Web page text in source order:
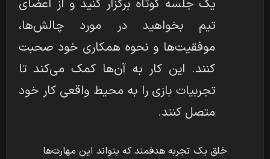
یک جلسه کوتاه برگزار کنید و از اعضای
تیم بخواهید در مورد چالش‌ها،
موفقیت‌ها و نحوه همکاری خود صحبت
کنند. این کار به آن‌ها کمک می‌کند تا
تجربیات بازی را به محیط واقعی کار خود
متصل کنند.
خلق یک تجربه هدفمند که بتواند این مهارت‌ها